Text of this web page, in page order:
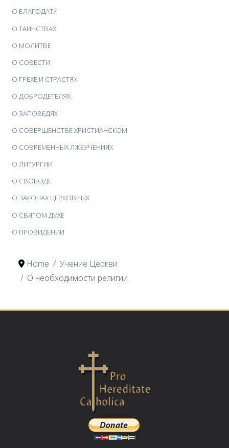
О БЛАГОДАТИ
О ТАИНСТВАХ
О МОЛИТВЕ
О СОВЕСТИ
О ГРЕХЕ И СТРАСТЯХ
О ДОБРОДЕТЕЛЯХ
О ЗАПОВЕДЯХ
О СОВЕРШЕНСТВЕ ХРИСТИАНСКОМ
О СОВРЕМЕННЫХ ЛЖЕУЧЕНИЯХ
О ЛИТУРГИИ
О СВОБОДЕ
О ЗАКОНАХ ЦЕРКОВНЫХ
О СВЯТОМ ДУХЕ
О ПРОВИДЕНИИ
Home
Учение Церкви
О необходимости религии